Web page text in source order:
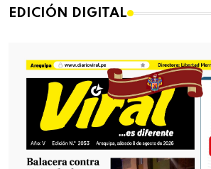
EDICIÓN DIGITAL